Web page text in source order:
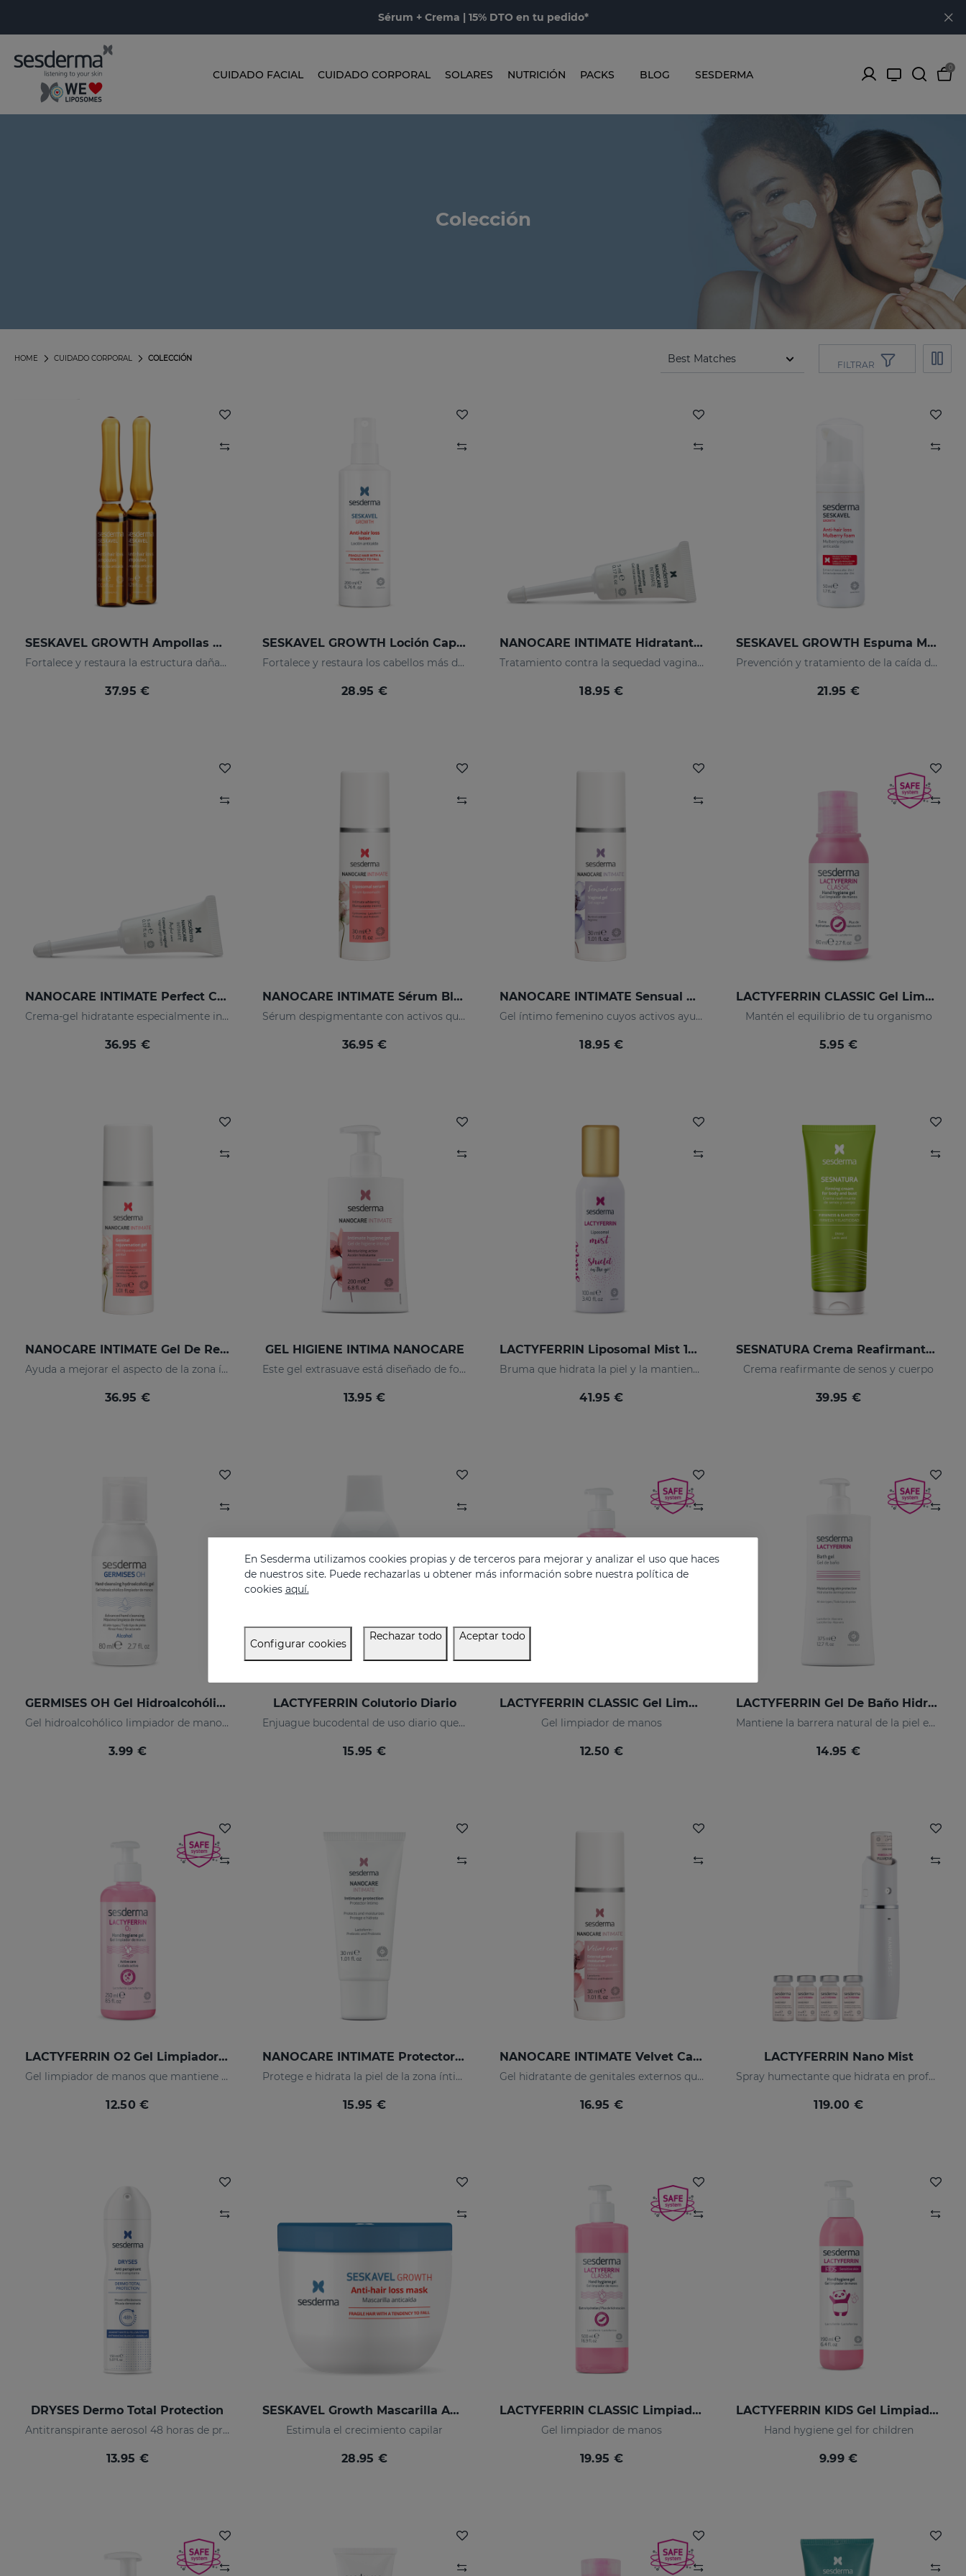
Sérum + Crema | 15% DTO en tu pedido*
CUIDADO FACIAL CUIDADO CORPORAL SOLARES NUTRICIÓN PACKS BLOG SESDERMA
0
Colección
COLECCIÓN
CUIDADO CORPORAL
HOME
FILTRAR
SESKAVEL GROWTH Ampollas Anticaída
Fortalece y restaura la estructura dañada de los cabellos frágiles y débiles, activando su crecimiento.
37.95 €
SESKAVEL GROWTH Loción Capilar Anticaída
Fortalece y restaura los cabellos más débiles activando su crecimiento
28.95 €
NANOCARE INTIMATE Hidratante Íntimo 6X 5ML
Tratamiento contra la sequedad vaginal. Humecta y lubrica de forma inmediata y duradera.
18.95 €
SESKAVEL GROWTH Espuma Mulberry
Prevención y tratamiento de la caída del cabello
21.95 €
NANOCARE INTIMATE Perfect Care
Crema-gel hidratante especialmente indicado para la sequedad vaginal
36.95 €
NANOCARE INTIMATE Sérum Blanqueante
Sérum despigmentante con activos que mejoran el tono y la apariencia de la zona íntima.
36.95 €
NANOCARE INTIMATE Sensual Care
Gel íntimo femenino cuyos activos ayudan a incrementar la sensibilidad de la zona íntima.
18.95 €
LACTYFERRIN CLASSIC Gel Limpiador De Manos 80ml
Mantén el equilibrio de tu organismo
5.95 €
NANOCARE INTIMATE Gel De Rejuvenecimiento Genital
Ayuda a mejorar el aspecto de la zona íntima femenina
36.95 €
GEL HIGIENE INTIMA NANOCARE
Este gel extrasuave está diseñado de forma específica para la higiene íntima diaria de la zona genital femenina.
13.95 €
LACTYFERRIN Liposomal Mist 100ml
Bruma que hidrata la piel y la mantiene en perfecto estado
41.95 €
SESNATURA Crema Reafirmante Senos Y Cuerpo
Crema reafirmante de senos y cuerpo
39.95 €
GERMISES OH Gel Hidroalcohólico De Manos 80ml
Gel hidroalcohólico limpiador de manos con Alcohol
3.99 €
LACTYFERRIN Colutorio Diario
Enjuague bucodental de uso diario que mantiene en estado óptimo la cavidad bucal
15.95 €
LACTYFERRIN CLASSIC Gel Limpiador De Manos 250ml
Gel limpiador de manos
12.50 €
LACTYFERRIN Gel De Baño Hidratante Dermoprotector 375 Ml
Mantiene la barrera natural de la piel en perfecto estado
14.95 €
LACTYFERRIN O2 Gel Limpiador De Manos 250ml
Gel limpiador de manos que mantiene la barrera natural de la piel en perfecto estado.
12.50 €
NANOCARE INTIMATE Protector Íntimo
Protege e hidrata la piel de la zona íntima.
15.95 €
NANOCARE INTIMATE Velvet Care Gel Hidratante De Genitales Externos
Gel hidratante de genitales externos que mantiene la zona íntima suave e hidratada.
16.95 €
LACTYFERRIN Nano Mist
Spray humectante que hidrata en profundidad, manteniendo en perfecto estado la piel (barrera natural)
119.00 €
DRYSES Dermo Total Protection
Antitranspirante aerosol 48 horas de protección.
13.95 €
SESKAVEL Growth Mascarilla Anticaída
Estimula el crecimiento capilar
28.95 €
LACTYFERRIN CLASSIC Limpiador De Manos 500ml
Gel limpiador de manos
19.95 €
LACTYFERRIN KIDS Gel Limpiador De Manos 190ml
Hand hygiene gel for children
9.99 €
En Sesderma utilizamos cookies propias y de terceros para mejorar y analizar el uso que haces
de nuestros site. Puede rechazarlas u obtener más información sobre nuestra política de
cookies aquí.
Configurar cookies
Rechazar todo Aceptar todo